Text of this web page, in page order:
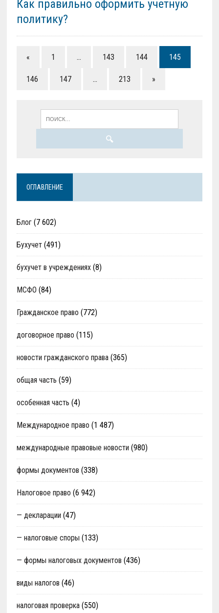
Как правильно оформить учетную
политику?
« 1 … 143 144 145
146 147 … 213 »
ОГЛАВЛЕНИЕ
Блог(7 602)
Бухучет(491)
бухучет в учреждениях(8)
МСФО (84)
Гражданское право (772)
договорное право (115)
новости гражданского права(365)
общая часть (59)
особенная часть (4)
Международное право (1 487)
международные правовые новости (980)
формы документов (338)
Налоговое право (6 942)
— декларации (47)
— налоговые споры (133)
— формы налоговых документов (436)
виды налогов (46)
налоговая проверка(550)